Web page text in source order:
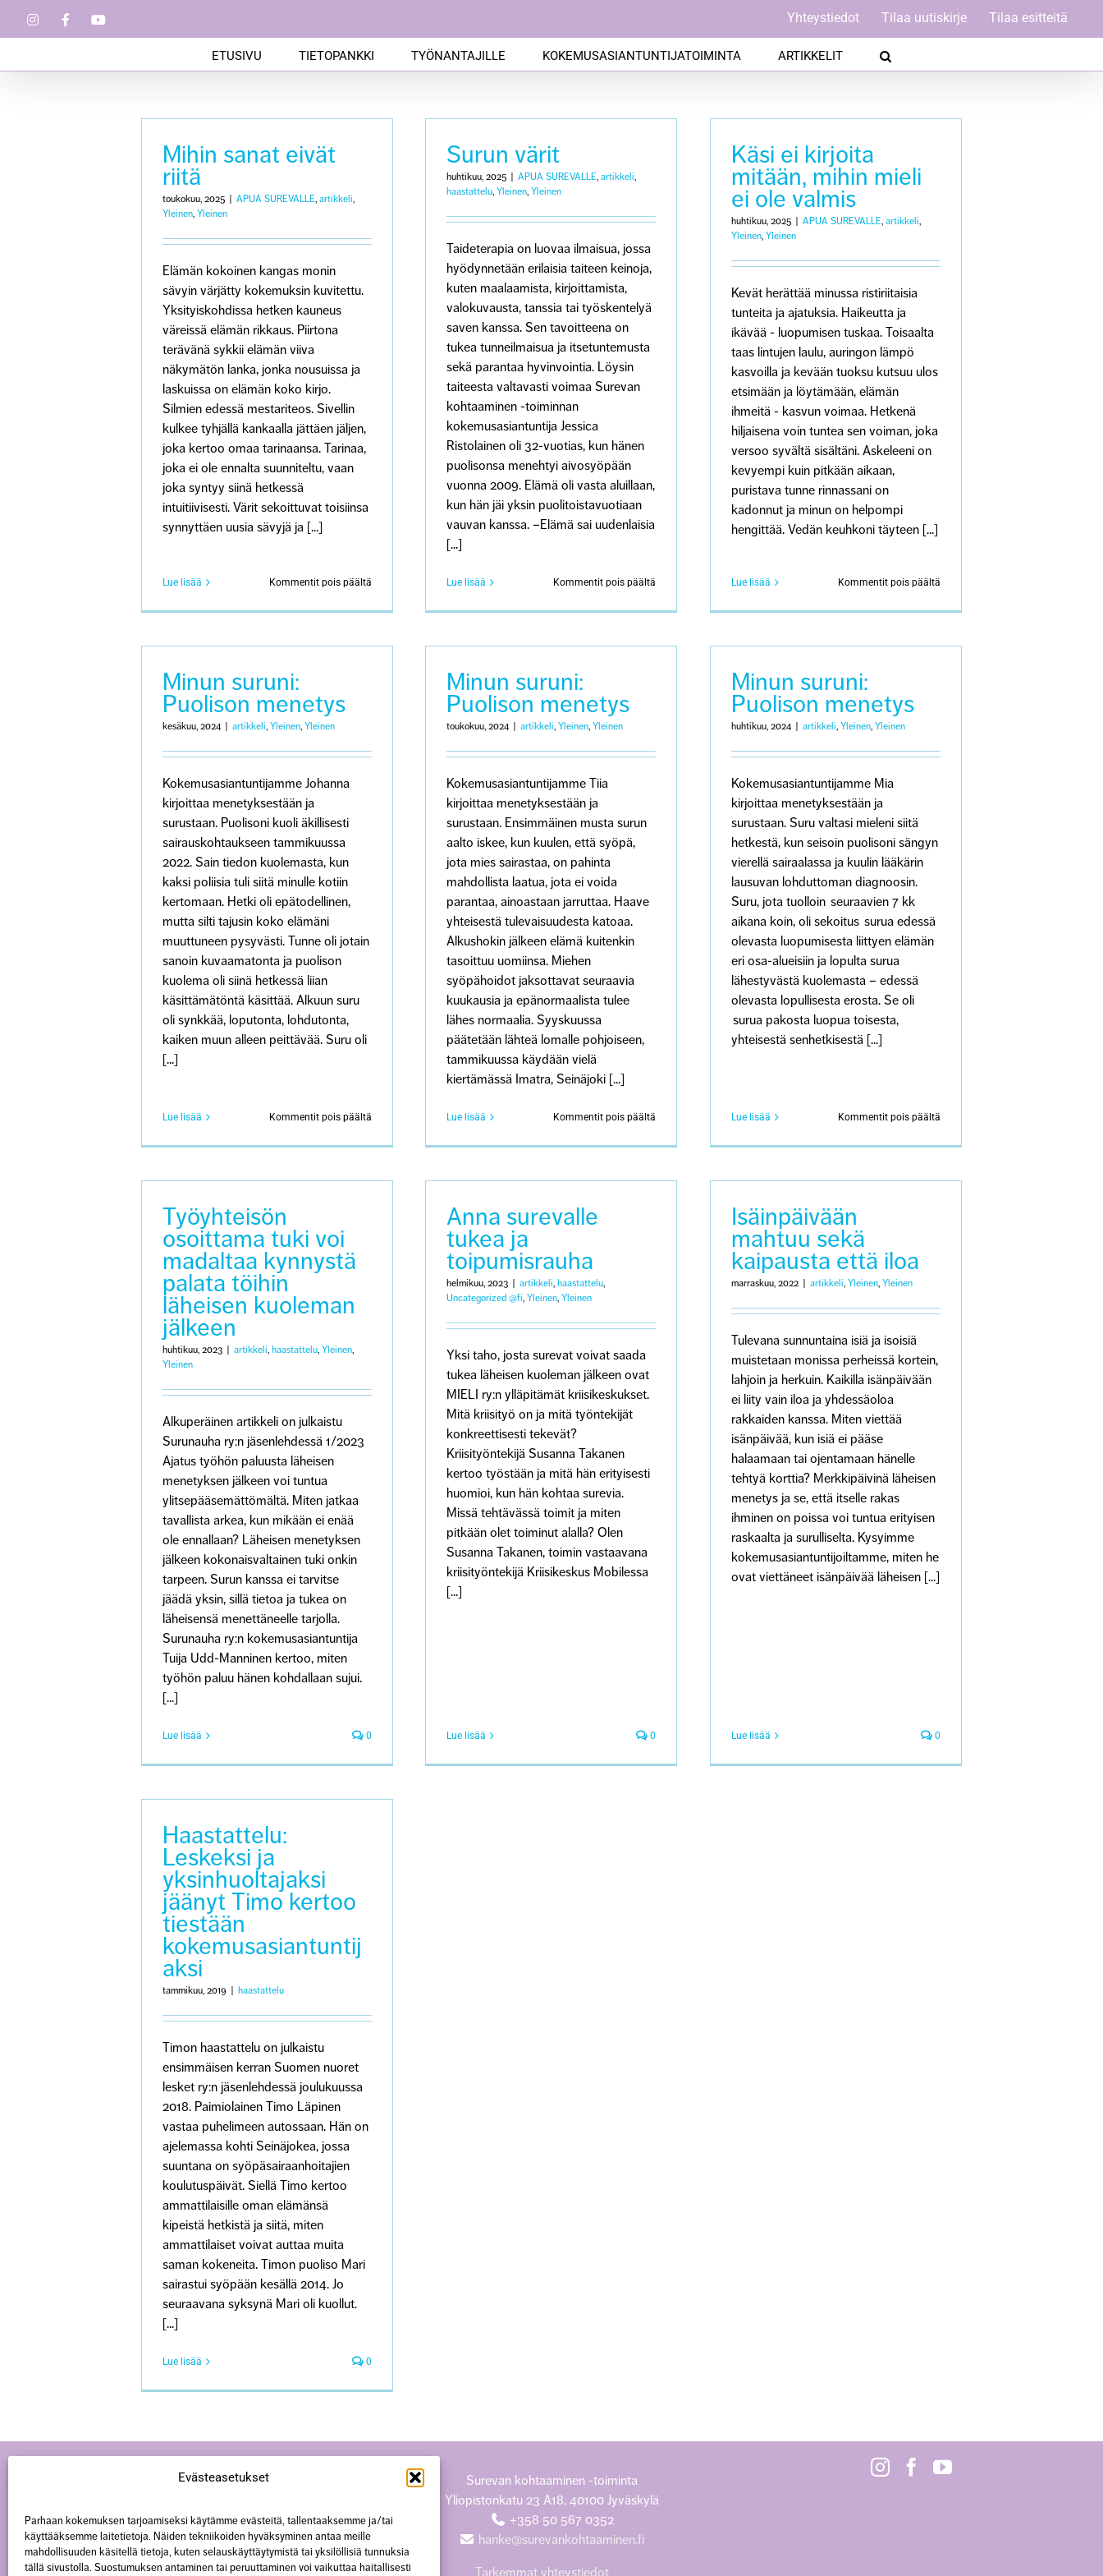
Evästeasetukset
Parhaan kokemuksen tarjoamiseksi käytämme evästeitä, tallentaaksemme ja/tai
käyttääksemme laitetietoja. Näiden tekniikoiden hyväksyminen antaa meille
mahdollisuuden käsitellä tietoja, kuten selauskäyttäytymistä tai yksilöllisiä tunnuksia
tällä sivustolla. Suostumuksen antaminen tai peruuttaminen voi vaikuttaa haitallisesti
InstagramFacebook Yhteystiedot Tilaa uutiskirje Tilaa esitteitä
ETUSIVU TIETOPANKKI TYÖNANTAJILLE KOKEMUSASIANTUNTIJATOIMINTA ARTIKKELIT
Mihin sanat eivät
riitä
toukokuu, 2025 APUA SUREVALLE, artikkeli,
Yleinen, Yleinen
Elämän kokoinen kangas monin
sävyin värjätty kokemuksin kuvitettu.
Yksityiskohdissa hetken kauneus
väreissä elämän rikkaus. Piirtona
terävänä sykkii elämän viiva
näkymätön lanka, jonka nousuissa ja
laskuissa on elämän koko kirjo.
Silmien edessä mestariteos. Sivellin
kulkee tyhjällä kankaalla jättäen jäljen,
joka kertoo omaa tarinaansa. Tarinaa,
joka ei ole ennalta suunniteltu, vaan
joka syntyy siinä hetkessä
intuitiivisesti. Värit sekoittuvat toisiinsa
synnyttäen uusia sävyjä ja [...]
Lue lisää Kommentit pois päältäartikkelissa
sanat
Surun värit
huhtikuu, 2025 APUA SUREVALLE, artikkeli,
haastattelu, Yleinen, Yleinen
Taideterapia on luovaa ilmaisua, jossa
hyödynnetään erilaisia taiteen keinoja,
kuten maalaamista, kirjoittamista,
valokuvausta, tanssia tai työskentelyä
saven kanssa. Sen tavoitteena on
tukea tunneilmaisua ja itsetuntemusta
sekä parantaa hyvinvointia. Löysin
taiteesta valtavasti voimaa Surevan
kohtaaminen -toiminnan
kokemusasiantuntija Jessica
Ristolainen oli 32-vuotias, kun hänen
puolisonsa menehtyi aivosyöpään
vuonna 2009. Elämä oli vasta aluillaan,
kun hän jäi yksin puolitoistavuotiaan
vauvan kanssa. –Elämä sai uudenlaisia
[...]
Lue lisää Kommentit pois päältäartikkelissa
värit
Käsi ei kirjoita
mitään, mihin mieli
ei ole valmis
huhtikuu, 2025 APUA SUREVALLE, artikkeli,
Yleinen, Yleinen
Kevät herättää minussa ristiriitaisia
tunteita ja ajatuksia. Haikeutta ja
ikävää - luopumisen tuskaa. Toisaalta
taas lintujen laulu, auringon lämpö
kasvoilla ja kevään tuoksu kutsuu ulos
etsimään ja löytämään, elämän
ihmeitä - kasvun voimaa. Hetkenä
hiljaisena voin tuntea sen voiman, joka
versoo syvältä sisältäni. Askeleeni on
kevyempi kuin pitkään aikaan,
puristava tunne rinnassani on
kadonnut ja minun on helpompi
hengittää. Vedän keuhkoni täyteen [...]
Lue lisää Kommentit pois päältäartikkelissa
ei
Minun suruni:
Puolison menetys
kesäkuu, 2024 artikkeli, Yleinen, Yleinen
Kokemusasiantuntijamme Johanna
kirjoittaa menetyksestään ja
surustaan. Puolisoni kuoli äkillisesti
sairauskohtaukseen tammikuussa
2022. Sain tiedon kuolemasta, kun
kaksi poliisia tuli siitä minulle kotiin
kertomaan. Hetki oli epätodellinen,
mutta silti tajusin koko elämäni
muuttuneen pysyvästi. Tunne oli jotain
sanoin kuvaamatonta ja puolison
kuolema oli siinä hetkessä liian
käsittämätöntä käsittää. Alkuun suru
oli synkkää, loputonta, lohdutonta,
kaiken muun alleen peittävää. Suru oli
[...]
Lue lisää Kommentit pois päältäartikkelissa
suruni:
Minun suruni:
Puolison menetys
toukokuu, 2024 artikkeli, Yleinen, Yleinen
Kokemusasiantuntijamme Tiia
kirjoittaa menetyksestään ja
surustaan. Ensimmäinen musta surun
aalto iskee, kun kuulen, että syöpä,
jota mies sairastaa, on pahinta
mahdollista laatua, jota ei voida
parantaa, ainoastaan jarruttaa. Haave
yhteisestä tulevaisuudesta katoaa.
Alkushokin jälkeen elämä kuitenkin
tasoittuu uomiinsa. Miehen
syöpähoidot jaksottavat seuraavia
kuukausia ja epänormaalista tulee
lähes normaalia. Syyskuussa
päätetään lähteä lomalle pohjoiseen,
tammikuussa käydään vielä
kiertämässä Imatra, Seinäjoki [...]
Lue lisää Kommentit pois päältäartikkelissa
suruni:
Minun suruni:
Puolison menetys
huhtikuu, 2024 artikkeli, Yleinen, Yleinen
Kokemusasiantuntijamme Mia
kirjoittaa menetyksestään ja
surustaan. Suru valtasi mieleni siitä
hetkestä, kun seisoin puolisoni sängyn
vierellä sairaalassa ja kuulin lääkärin
lausuvan lohduttoman diagnoosin.
Suru, jota tuolloin seuraavien 7 kk
aikana koin, oli sekoitus surua edessä
olevasta luopumisesta liittyen elämän
eri osa-alueisiin ja lopulta surua
lähestyvästä kuolemasta – edessä
olevasta lopullisesta erosta. Se oli
surua pakosta luopua toisesta,
yhteisestä senhetkisestä [...]
Lue lisää Kommentit pois päältäartikkelissa
suruni:
Työyhteisön
osoittama tuki voi
madaltaa kynnystä
palata töihin
läheisen kuoleman
jälkeen
huhtikuu, 2023 artikkeli, haastattelu, Yleinen,
Yleinen
Alkuperäinen artikkeli on julkaistu
Surunauha ry:n jäsenlehdessä 1/2023
Ajatus työhön paluusta läheisen
menetyksen jälkeen voi tuntua
ylitsepääsemättömältä. Miten jatkaa
tavallista arkea, kun mikään ei enää
ole ennallaan? Läheisen menetyksen
jälkeen kokonaisvaltainen tuki onkin
tarpeen. Surun kanssa ei tarvitse
jäädä yksin, sillä tietoa ja tukea on
läheisensä menettäneelle tarjolla.
Surunauha ry:n kokemusasiantuntija
Tuija Udd-Manninen kertoo, miten
työhön paluu hänen kohdallaan sujui.
[...]
Lue lisää 0
Anna surevalle
tukea ja
toipumisrauha
helmikuu, 2023 artikkeli, haastattelu,
Uncategorized @fi, Yleinen, Yleinen
Yksi taho, josta surevat voivat saada
tukea läheisen kuoleman jälkeen ovat
MIELI ry:n ylläpitämät kriisikeskukset.
Mitä kriisityö on ja mitä työntekijät
konkreettisesti tekevät?
Kriisityöntekijä Susanna Takanen
kertoo työstään ja mitä hän erityisesti
huomioi, kun hän kohtaa surevia.
Missä tehtävässä toimit ja miten
pitkään olet toiminut alalla? Olen
Susanna Takanen, toimin vastaavana
kriisityöntekijä Kriisikeskus Mobilessa
[...]
Lue lisää 0
Isäinpäivään
mahtuu sekä
kaipausta että iloa
marraskuu, 2022 artikkeli, Yleinen, Yleinen
Tulevana sunnuntaina isiä ja isoisiä
muistetaan monissa perheissä kortein,
lahjoin ja herkuin. Kaikilla isänpäivään
ei liity vain iloa ja yhdessäoloa
rakkaiden kanssa. Miten viettää
isänpäivää, kun isiä ei pääse
halaamaan tai ojentamaan hänelle
tehtyä korttia? Merkkipäivinä läheisen
menetys ja se, että itselle rakas
ihminen on poissa voi tuntua erityisen
raskaalta ja surulliselta. Kysyimme
kokemusasiantuntijoiltamme, miten he
ovat viettäneet isänpäivää läheisen [...]
Lue lisää 0
Haastattelu:
Leskeksi ja
yksinhuoltajaksi
jäänyt Timo kertoo
tiestään
kokemusasiantuntij
aksi
tammikuu, 2019 haastattelu
Timon haastattelu on julkaistu
ensimmäisen kerran Suomen nuoret
lesket ry:n jäsenlehdessä joulukuussa
2018. Paimiolainen Timo Läpinen
vastaa puhelimeen autossaan. Hän on
ajelemassa kohti Seinäjokea, jossa
suuntana on syöpäsairaanhoitajien
koulutuspäivät. Siellä Timo kertoo
ammattilaisille oman elämänsä
kipeistä hetkistä ja siitä, miten
ammattilaiset voivat auttaa muita
saman kokeneita. Timon puoliso Mari
sairastui syöpään kesällä 2014. Jo
seuraavana syksynä Mari oli kuollut.
[...]
Lue lisää 0
Surevan kohtaaminen -toiminta
Yliopistonkatu 23 A18, 40100 Jyväskylä
+358 50 567 0352
hanke@surevankohtaaminen.fi
Tarkemmat yhteystiedot